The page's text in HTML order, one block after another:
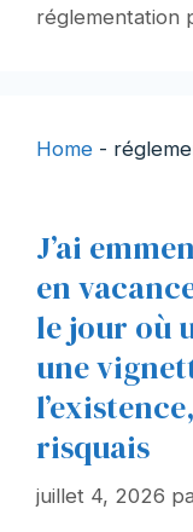
réglementation
Home -
J’ai
en
le jour où
une
risquais
juillet 4, 2026